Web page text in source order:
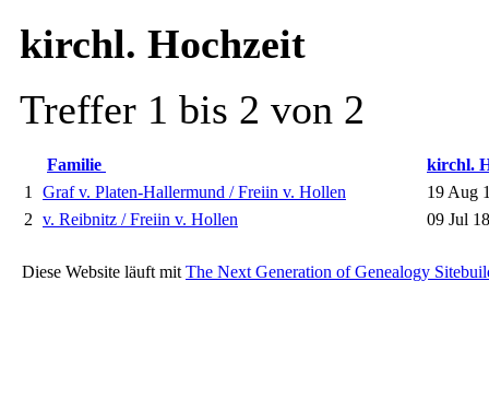
kirchl. Hochzeit
Treffer 1 bis 2 von 2
Familie
kirchl.
1 Graf v. Platen-Hallermund / Freiin v. Hollen
19 Aug
2 v. Reibnitz / Freiin v. Hollen 09 Jul
Diese Website läuft mit The Next Generation of Genealogy